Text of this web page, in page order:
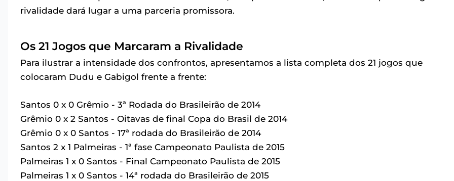
rivalidade dará lugar a uma parceria promissora.
Os 21 Jogos que Marcaram a Rivalidade
Para ilustrar a intensidade dos confrontos, apresentamos a lista completa dos 21 jogos que
colocaram Dudu e Gabigol frente a frente:
Santos 0 x 0 Grêmio - 3ª Rodada do Brasileirão de 2014
Grêmio 0 x 2 Santos - Oitavas de final Copa do Brasil de 2014
Grêmio 0 x 0 Santos - 17ª rodada do Brasileirão de 2014
Santos 2 x 1 Palmeiras - 1ª fase Campeonato Paulista de 2015
Palmeiras 1 x 0 Santos - Final Campeonato Paulista de 2015
Palmeiras 1 x 0 Santos - 14ª rodada do Brasileirão de 2015